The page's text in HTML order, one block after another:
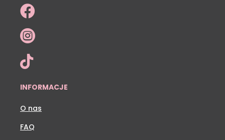



INFORMACJE
O nas
FAQ